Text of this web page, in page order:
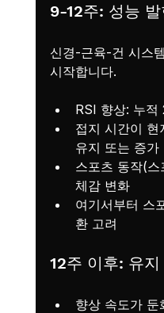
9-12주: 성능 발
신경-근육-건 시스
시작합니다.
RSI 향상: 누
접지 시간이 현
유지 또는 증가
스포츠 동작(
체감 변화
여기서부터 스
환 고려
12주 이후: 유
향상 속도가 둔